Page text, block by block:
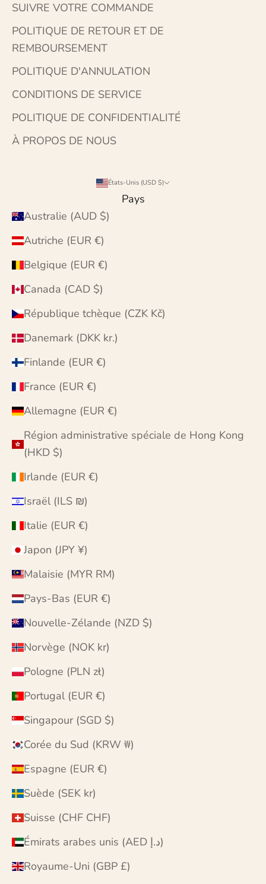
SUIVRE VOTRE COMMANDE
POLITIQUE DE RETOUR ET DE
REMBOURSEMENT
POLITIQUE D'ANNULATION
CONDITIONS DE SERVICE
POLITIQUE DE CONFIDENTIALITÉ
À PROPOS DE NOUS
États-Unis (USD $)
Pays
Australie (AUD $)
Autriche (EUR €)
Belgique (EUR €)
Canada (CAD $)
République tchèque (CZK Kč)
Danemark (DKK kr.)
Finlande (EUR €)
France (EUR €)
Allemagne (EUR €)
Région administrative spéciale de Hong Kong
(HKD $)
Irlande (EUR €)
Israël (ILS ₪)
Italie (EUR €)
Japon (JPY ¥)
Malaisie (MYR RM)
Pays-Bas (EUR €)
Nouvelle-Zélande (NZD $)
Norvège (NOK kr)
Pologne (PLN zł)
Portugal (EUR €)
Singapour (SGD $)
Corée du Sud (KRW ₩)
Espagne (EUR €)
Suède (SEK kr)
Suisse (CHF CHF)
Émirats arabes unis (AED د.إ)
Royaume-Uni (GBP £)